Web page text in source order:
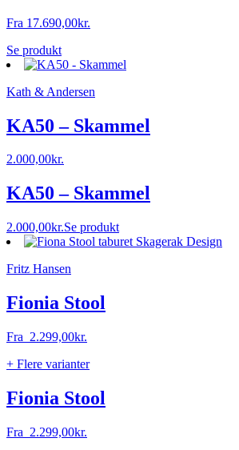
Fra 17.690,00kr.
Se produkt
Kath & Andersen
KA50 – Skammel
2.000,00kr.
KA50 – Skammel
2.000,00kr.Se produkt
Fritz Hansen
Fionia Stool
Fra 2.299,00kr.
+ Flere varianter
Fionia Stool
Fra 2.299,00kr.